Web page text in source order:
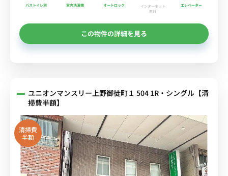
バストイレ別 室内洗濯機 オートロック
インターネット
無料
エレベーター
この物件の詳細を見る
ユニオンマンスリー上野御徒町１ 504 1R・シングル【清
掃費半額】
清掃費
半額